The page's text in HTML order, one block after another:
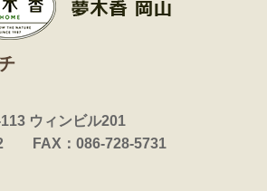
ウィンビル201
FAX：086-728-5731